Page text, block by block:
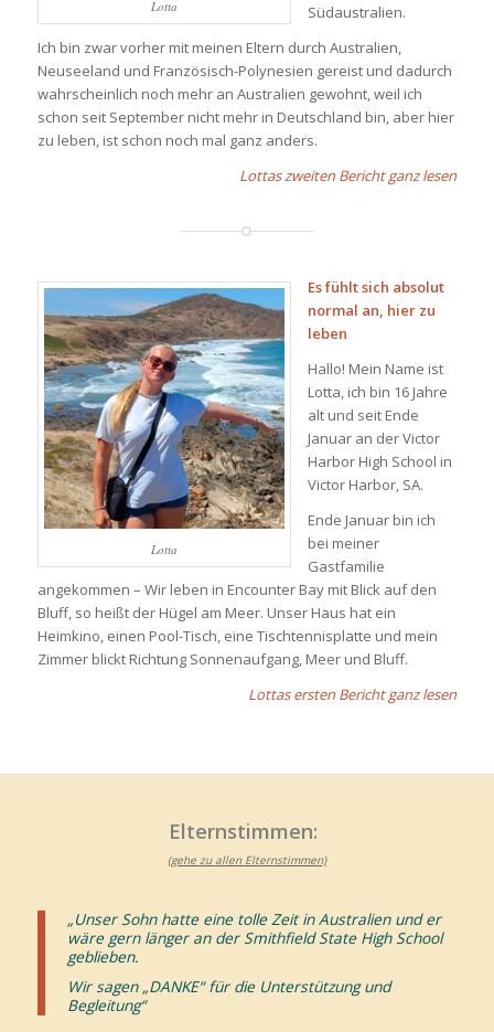
Lotta
Südaustralien.
Ich bin zwar vorher mit meinen Eltern durch Australien,
Neuseeland und Französisch-Polynesien gereist und dadurch
wahrscheinlich noch mehr an Australien gewohnt, weil ich
schon seit September nicht mehr in Deutschland bin, aber hier
zu leben, ist schon noch mal ganz anders.
Lottas zweiten Bericht ganz lesen
Lotta
Es fühlt sich absolut
normal an, hier zu
leben
Hallo! Mein Name ist
Lotta, ich bin 16 Jahre
alt und seit Ende
Januar an der Victor
Harbor High School in
Victor Harbor, SA.
Ende Januar bin ich
bei meiner
Gastfamilie
angekommen – Wir leben in Encounter Bay mit Blick auf den
Bluff, so heißt der Hügel am Meer. Unser Haus hat ein
Heimkino, einen Pool-Tisch, eine Tischtennisplatte und mein
Zimmer blickt Richtung Sonnenaufgang, Meer und Bluff.
Lottas ersten Bericht ganz lesen
Elternstimmen:
(gehe zu allen Elternstimmen)
„Unser Sohn hatte eine tolle Zeit in Australien und er
wäre gern länger an der Smithfield State High School
geblieben.
Wir sagen „DANKE“ für die Unterstützung und
Begleitung“